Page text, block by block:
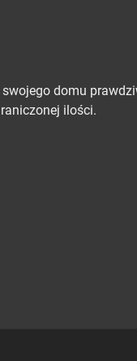
domu
ilości.